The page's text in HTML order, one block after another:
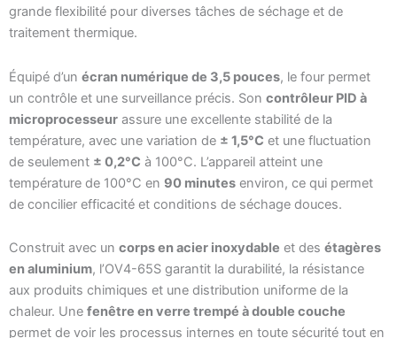
grande flexibilité pour diverses tâches de séchage et de
traitement thermique.
Équipé d’un écran numérique de 3,5 pouces, le four permet
un contrôle et une surveillance précis. Son contrôleur PID à
microprocesseur assure une excellente stabilité de la
température, avec une variation de ± 1,5°C et une fluctuation
de seulement ± 0,2°C à 100°C. L’appareil atteint une
température de 100°C en 90 minutes environ, ce qui permet
de concilier efficacité et conditions de séchage douces.
Construit avec un corps en acier inoxydable et des étagères
en aluminium, l’OV4-65S garantit la durabilité, la résistance
aux produits chimiques et une distribution uniforme de la
chaleur. Une fenêtre en verre trempé à double couche
permet de voir les processus internes en toute sécurité tout en